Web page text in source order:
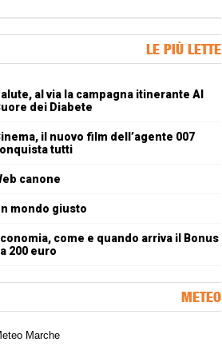
LE PIÙ LETTE
al via la campagna itinerante Al
dei Diabete
il nuovo film dell’agente 007
tutti
canone
mondo giusto
come e quando arriva il Bonus
200 euro
METEO
meteorologica delle Marche